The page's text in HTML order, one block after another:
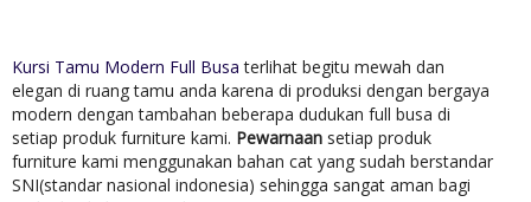
Kursi Tamu Modern Full Busa terlihat begitu mewah dan
elegan di ruang tamu anda karena di produksi dengan bergaya
modern dengan tambahan beberapa dudukan full busa di
setiap produk furniture kami. Pewarnaan setiap produk
furniture kami menggunakan bahan cat yang sudah berstandar
SNI(standar nasional indonesia) sehingga sangat aman bagi